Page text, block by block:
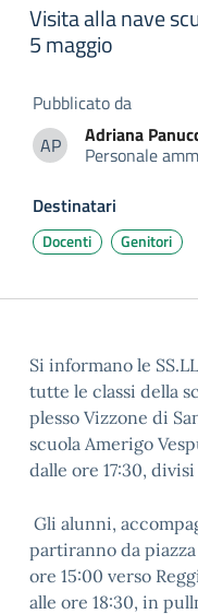
Visita alla nave
5 maggio
Pubblicato da
APAdriana Panuccio
Adriana
Personale
Destinatari
Docenti Genitori
Si informano le
tutte le classi della
plesso Vizzone di
scuola Amerigo
dalle ore 17:30,
Gli alunni,
partiranno da
ore 15:00 verso
alle ore 18:30, in